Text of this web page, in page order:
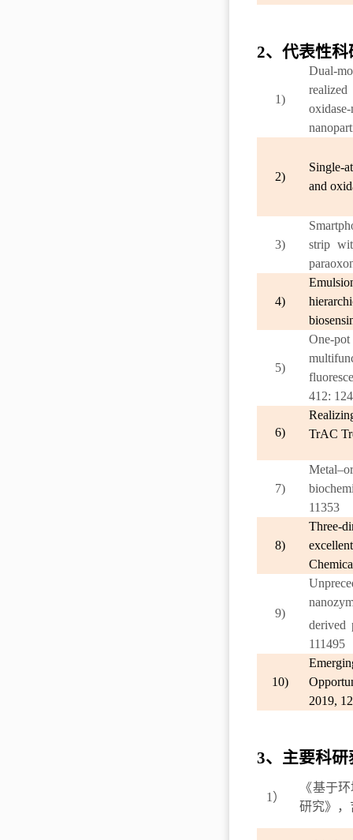
2、代表性科
1)
Dual-
2)
Single-
and
3)
strip
4)
5)
One-
412:
6)
TrAC
7)
11353
8)
Three-
9)
derived
111495
10)
2019,
3、主要科研
1 ）
《基于
研究》